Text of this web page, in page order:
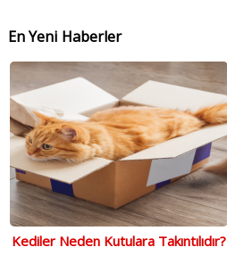
En Yeni Haberler
Kediler Neden Kutulara Takıntılıdır?